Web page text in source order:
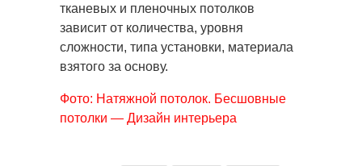
тканевых и пленочных потолков
зависит от количества, уровня
сложности, типа установки, материала
взятого за основу.
Фото: Натяжной потолок. Бесшовные
потолки — Дизайн интерьера